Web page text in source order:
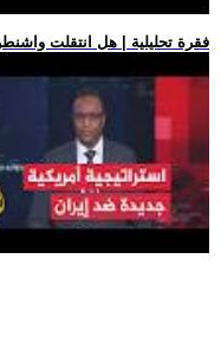
.. فقرة تحليلية | هل انتقلت